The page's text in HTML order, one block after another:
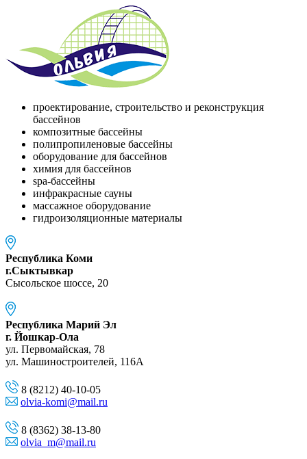
проектирование, строительство и реконструкция
бассейнов
композитные бассейны
полипропиленовые бассейны
оборудование для бассейнов
химия для бассейнов
spa-бассейны
инфракрасные сауны
массажное оборудование
гидроизоляционные материалы
Республика Коми
г.Сыктывкар
Сысольское шоссе, 20
Республика Марий Эл
г. Йошкар-Ола
ул. Первомайская, 78
ул. Машиностроителей, 116A
8 (8212) 40-10-05
olvia-komi@mail.ru
8 (8362) 38-13-80
olvia_m@mail.ru